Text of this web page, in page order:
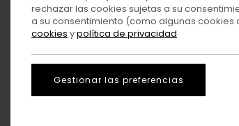
rechazar las cookies sujetas a su
a su consentimiento (como algunas cookies
cookies ypolítica de privacidad
Gestionar las preferencias